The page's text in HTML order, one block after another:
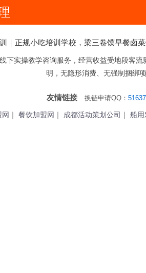
｜正规小吃培训学校，梁三卷馍早餐卤
下实操教学咨询服务，经营收益受地段客
明，无隐形消费、无强制捆绑
友情链接 换链申请QQ：
｜ 餐饮加盟网 ｜ 成都活动策划公司 ｜ 船用